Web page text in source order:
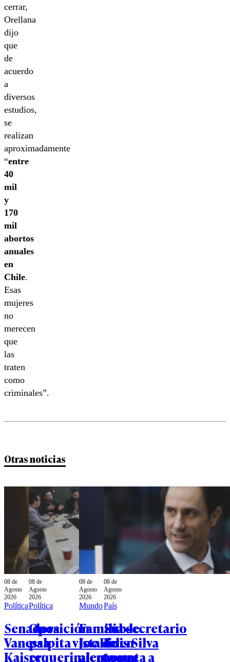
cerrar,
Orellana
dijo
que
de
acuerdo
a
diversos
estudios,
se
realizan
aproximadamente
“entre
40
mil
y
170
mil
abortos
anuales
en
Chile.
Esas
mujeres
no
merecen
que
las
traten
como
criminales”.
Otras noticias
08 de
Agosto
2026
Política
Senadora
Vanessa
Kaiser:
08 de
Agosto
2026
Política
Oposición
palpita vista de
requerimientos
08 de
Agosto
2026
Mundo
Familia de
Joe Biden
alerta que
08 de
Agosto
2026
País
Subsecretario
Luis Silva
apunta a